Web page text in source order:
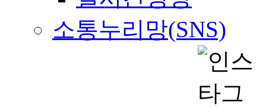
소통누리망(SNS)